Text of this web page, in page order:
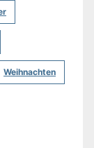
Weihnachten